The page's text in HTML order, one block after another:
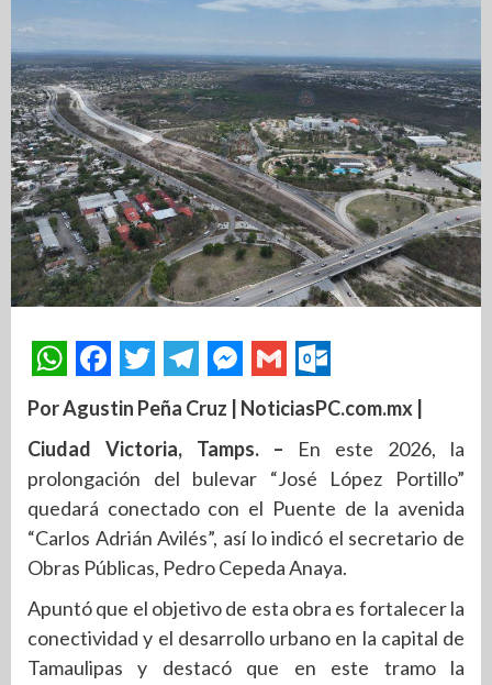
Por Agustin Peña Cruz | NoticiasPC.com.mx |
Ciudad Victoria, Tamps. – En este 2026, la
prolongación del bulevar “José López Portillo”
quedará conectado con el Puente de la avenida
“Carlos Adrián Avilés”, así lo indicó el secretario de
Obras Públicas, Pedro Cepeda Anaya.
Apuntó que el objetivo de esta obra es fortalecer la
conectividad y el desarrollo urbano en la capital de
Tamaulipas y destacó que en este tramo la